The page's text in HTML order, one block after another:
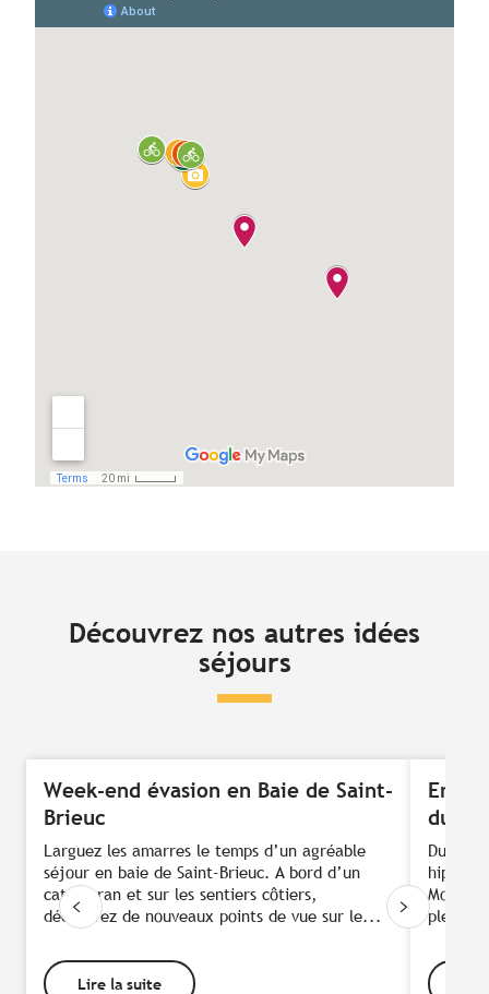
Découvrez nos autres idées
séjours
Week-end évasion en Baie de Saint-
Brieuc
Larguez les amarres le temps d’un agréable
séjour en baie de Saint-Brieuc. A bord d’un
catamaran et sur les sentiers côtiers,
découvrez de nouveaux points de vue sur le...
Lire la suite
du
Du
plein la